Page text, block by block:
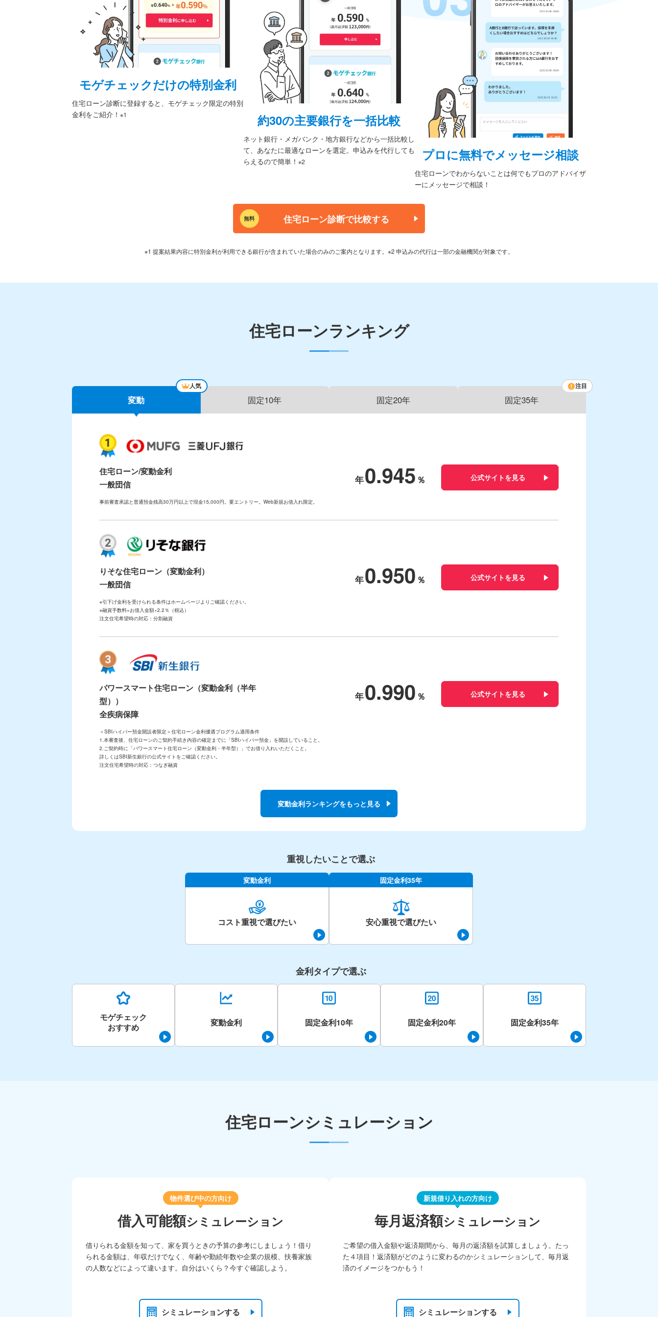
モゲチェックだけの特別金利
住宅ローン診断に登録すると、モゲチェック限定の特別
金利をご紹介！ ※1 約30の主要銀行を一括比較
ネット銀行・メガバンク・地方銀行などから一括比較し
て、あなたに最適なローンを選定。申込みを代行しても
らえるので簡単！ ※2 プロに無料でメッセージ相談
住宅ローンでわからないことは何でもプロのアドバイザ
ーにメッセージで相談！
無料 住宅ローン診断で比較する
※1 提案結果内容に特別金利が利用できる銀行が含まれていた場合のみのご案内となります。 ※2 申込みの代行は一部の金融機関が対象です。
住宅ローンランキング
人気
変動 固定10年 固定20年
注目
固定35年
住宅ローン/変動金利
一般団信
0.945 公式サイトを見る
事前審査承認と普通預金残高30万円以上で現金15,000円。要エントリー。Web新規お借入れ限定。
りそな住宅ローン（変動金利）
一般団信
0.950 公式サイトを見る
※引下げ金利を受けられる条件はホームページよりご確認ください。
※融資手数料=お借入金額×2.2％（税込）
注文住宅希望時の対応：分割融資
パワースマート住宅ローン（変動金利（半年
型））
全疾病保障
0.990 公式サイトを見る
＜SBIハイパー預金開設者限定＞住宅ローン金利優遇プログラム適用条件
1.本審査後、住宅ローンのご契約手続き内容の確定までに「SBIハイパー預金」を開設していること。
2.ご契約時に「パワースマート住宅ローン（変動金利・半年型）」でお借り入れいただくこと。
詳しくはSBI新生銀行の公式サイトをご確認ください。
注文住宅希望時の対応：つなぎ融資
変動金利ランキングをもっと見る
重視したいことで選ぶ
変動金利
コスト重視で選びたい
固定金利35年
安心重視で選びたい
金利タイプで選ぶ
モゲチェック
おすすめ
変動金利 固定金利10年 固定金利20年 固定金利35年
住宅ローンシミュレーション
物件選び中の方向け
借入可能額シミュレーション
借りられる金額を知って、家を買うときの予算の参考にしましょう！借り
られる金額は、年収だけでなく、年齢や勤続年数や企業の規模、扶養家族
の人数などによって違います。自分はいくら？今すぐ確認しよう。
シミュレーションする
新規借り入れの方向け
毎月返済額シミュレーション
ご希望の借入金額や返済期間から、毎月の返済額を試算しましょう。たっ
た４項目！返済額がどのように変わるのかシミュレーションして、毎月返
済のイメージをつかもう！
シミュレーションする